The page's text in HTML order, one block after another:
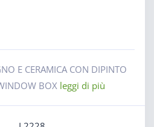
E CERAMICA CON DIPINTO
BOX leggi di più